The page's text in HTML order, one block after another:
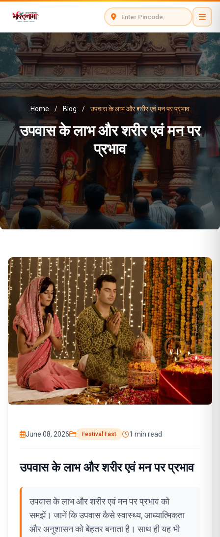
Home / Blog / उपवास के लाभ और शरीर एवं मन पर प्रभाव
उपवास के लाभ और शरीर एवं मन पर
प्रभाव
June 08, 2026 Festival Fast 1 min read
उपवास के लाभ और शरीर एवं मन पर प्रभाव
उपवास के लाभ और शरीर एवं मन पर प्रभाव को
समझें। जानें कि उपवास कैसे स्वास्थ्य, आध्यात्मिकता
और अनुशासन को बेहतर बनाता है। साथ ही यह भी